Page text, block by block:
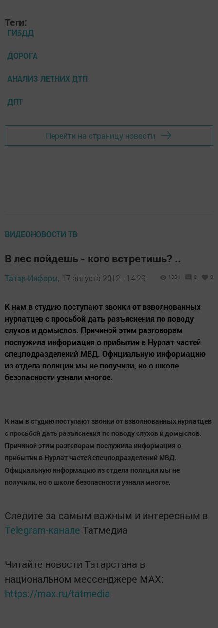
Теги:
ГИБДД
ДОРОГА
АНАЛИЗ ЛЕТНИХ ДТП
ДПТ
Перейти на страницу новости
ВИДЕОНОВОСТИ ТВ
В лес пойдешь - кого встретишь? ..
Татар-Информ, 17 августа 2012 - 14:29 1384 0 0
К нам в студию поступают звонки от взволнованных
нурлатцев с просьбой дать разъяснения по поводу
слухов и домыслов. Причиной этим разговорам
послужила информация о прибытии в Нурлат частей
спецподразделений МВД. Официальную информацию
из отдела полиции мы не получили, но о школе
безопасности узнали многое.
К нам в студию поступают звонки от взволнованных нурлатцев
с просьбой дать разъяснения по поводу слухов и домыслов.
Причиной этим разговорам послужила информация о
прибытии в Нурлат частей спецподразделений МВД.
Официальную информацию из отдела полиции мы не
получили, но о школе безопасности узнали многое.
Следите за самым важным и интересным в
Telegram-канале Татмедиа
Читайте новости Татарстана в
национальном мессенджере MАХ:
https://max.ru/tatmedia